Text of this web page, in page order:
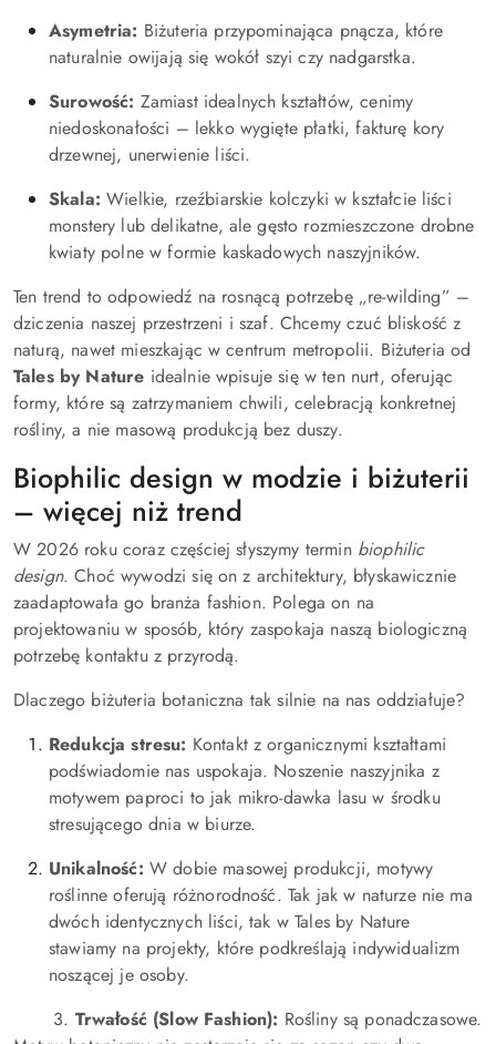
Asymetria: Biżuteria przypominająca pnącza, które
naturalnie owijają się wokół szyi czy nadgarstka.
Surowość: Zamiast idealnych kształtów, cenimy
niedoskonałości – lekko wygięte płatki, fakturę kory
drzewnej, unerwienie liści.
Skala: Wielkie, rzeźbiarskie kolczyki w kształcie liści
monstery lub delikatne, ale gęsto rozmieszczone drobne
kwiaty polne w formie kaskadowych naszyjników.
Ten trend to odpowiedź na rosnącą potrzebę „re-wilding” –
dziczenia naszej przestrzeni i szaf. Chcemy czuć bliskość z
naturą, nawet mieszkając w centrum metropolii. Biżuteria od
Tales by Nature idealnie wpisuje się w ten nurt, oferując
formy, które są zatrzymaniem chwili, celebracją konkretnej
rośliny, a nie masową produkcją bez duszy.
Biophilic design w modzie i biżuterii
– więcej niż trend
W 2026 roku coraz częściej słyszymy termin biophilic
design. Choć wywodzi się on z architektury, błyskawicznie
zaadaptowała go branża fashion. Polega on na
projektowaniu w sposób, który zaspokaja naszą biologiczną
potrzebę kontaktu z przyrodą.
Dlaczego biżuteria botaniczna tak silnie na nas oddziałuje?
Redukcja stresu: Kontakt z organicznymi kształtami
podświadomie nas uspokaja. Noszenie naszyjnika z
motywem paproci to jak mikro-dawka lasu w środku
stresującego dnia w biurze.
Unikalność: W dobie masowej produkcji, motywy
roślinne oferują różnorodność. Tak jak w naturze nie ma
dwóch identycznych liści, tak w Tales by Nature
stawiamy na projekty, które podkreślają indywidualizm
noszącej je osoby.
3. Trwałość (Slow Fashion): Rośliny są ponadczasowe.